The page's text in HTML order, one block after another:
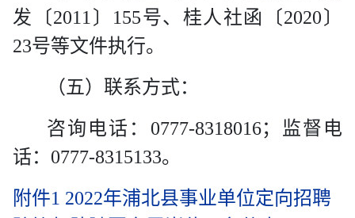
发〔2011 〕 155号、桂人社函〔2020〕
23号等文件执行。
（五） 联系方式：
咨询电话： 0777-8318016；监督电
话： 0777-8315133。
附件1 2022年浦北县事业单位定向招聘